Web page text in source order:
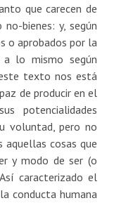
que carecen de
bienes: y, según
o aprobados por la
lo mismo según
texto nos está
de producir en el
potencialidades
voluntad, pero no
aquellas cosas que
y modo de ser (o
caracterizado el
conducta humana